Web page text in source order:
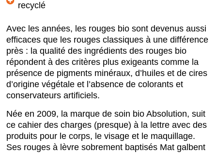
recyclé
Avec les années, les rouges bio sont devenus aussi
efficaces que les rouges classiques à une différence
près : la qualité des ingrédients des rouges bio
répondent à des critères plus exigeants comme la
présence de pigments minéraux, d’huiles et de cires
d’origine végétale et l’absence de colorants et
conservateurs artificiels.
Née en 2009, la marque de soin bio Absolution, suit
ce cahier des charges (presque) à la lettre avec des
produits pour le corps, le visage et le maquillage.
Ses rouges à lèvre sobrement baptisés Mat galbent